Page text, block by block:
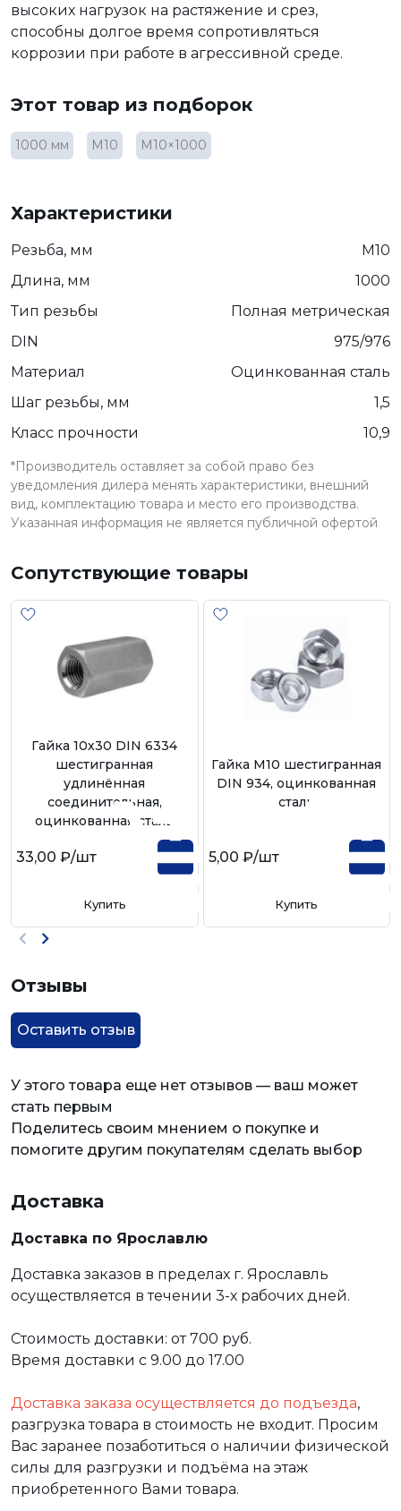
высоких нагрузок на растяжение и срез,
способны долгое время сопротивляться
коррозии при работе в агрессивной среде.
Этот товар из подборок
1000 мм М10 М10×1000
Характеристики
Резьба, мм
М10
Длина, мм
1000
Тип резьбы
Полная метрическая
DIN
975/976
Материал
Оцинкованная сталь
Шаг резьбы, мм
1,5
Класс прочности
10,9
*Производитель оставляет за собой право без
уведомления дилера менять характеристики, внешний
вид, комплектацию товара и место его производства.
Указанная информация не является публичной офертой
Сопутствующие товары
Гайка 10х30 DIN 6334
шестигранная
удлинённая
соединительная,
оцинкованная сталь
33,00 ₽/шт
Купить
Гайка М10 шестигранная
DIN 934, оцинкованная
сталь
5,00 ₽/шт
Купить
Отзывы
Оставить отзыв
У этого товара еще нет отзывов — ваш может
стать первым
Поделитесь своим мнением о покупке и
помогите другим покупателям сделать выбор
Доставка
Доставка по Ярославлю
Доставка заказов в пределах г. Ярославль
осуществляется в течении 3-х рабочих дней.
Стоимость доставки: от 700 руб.
Время доставки с 9.00 до 17.00
Доставка заказа осуществляется до подъезда,
разгрузка товара в стоимость не входит. Просим
Вас заранее позаботиться о наличии физической
силы для разгрузки и подъёма на этаж
приобретенного Вами товара.